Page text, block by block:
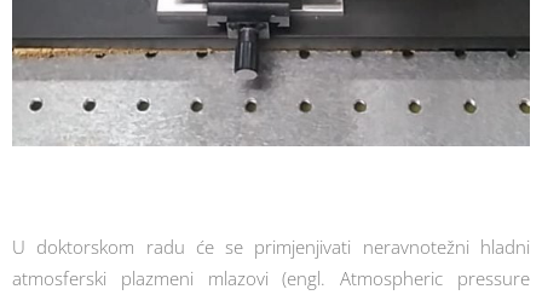
U doktorskom radu će se primjenjivati neravnotežni hladni
atmosferski plazmeni mlazovi (engl. Atmospheric pressure